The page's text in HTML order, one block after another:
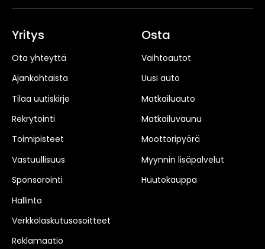
Yritys
Ota yhteyttä
Ajankohtaista
Tilaa uutiskirje
Rekrytointi
Toimipisteet
Vastuullisuus
Sponsorointi
Hallinto
Verkkolaskutusosoitteet
Reklamaatio
Osta
Vaihtoautot
Uusi auto
Matkailuauto
Matkailuvaunu
Moottoripyörä
Myynnin lisäpalvelut
Huutokauppa